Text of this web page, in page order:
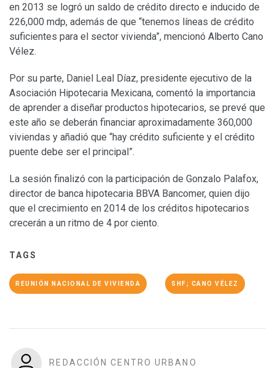
en 2013 se logró un saldo de crédito directo e inducido de
226,000 mdp, además de que “tenemos líneas de crédito
suficientes para el sector vivienda”, mencionó Alberto Cano
Vélez.
Por su parte, Daniel Leal Díaz, presidente ejecutivo de la
Asociación Hipotecaria Mexicana, comentó la importancia
de aprender a diseñar productos hipotecarios, se prevé que
este año se deberán financiar aproximadamente 360,000
viviendas y añadió que “hay crédito suficiente y el crédito
puente debe ser el principal”.
La sesión finalizó con la participación de Gonzalo Palafox,
director de banca hipotecaria BBVA Bancomer, quien dijo
que el crecimiento en 2014 de los créditos hipotecarios
crecerán a un ritmo de 4 por ciento.
TAGS
REUNIÓN NACIONAL DE VIVIENDA SHF; CANO VÉLEZ
REDACCIÓN CENTRO URBANO